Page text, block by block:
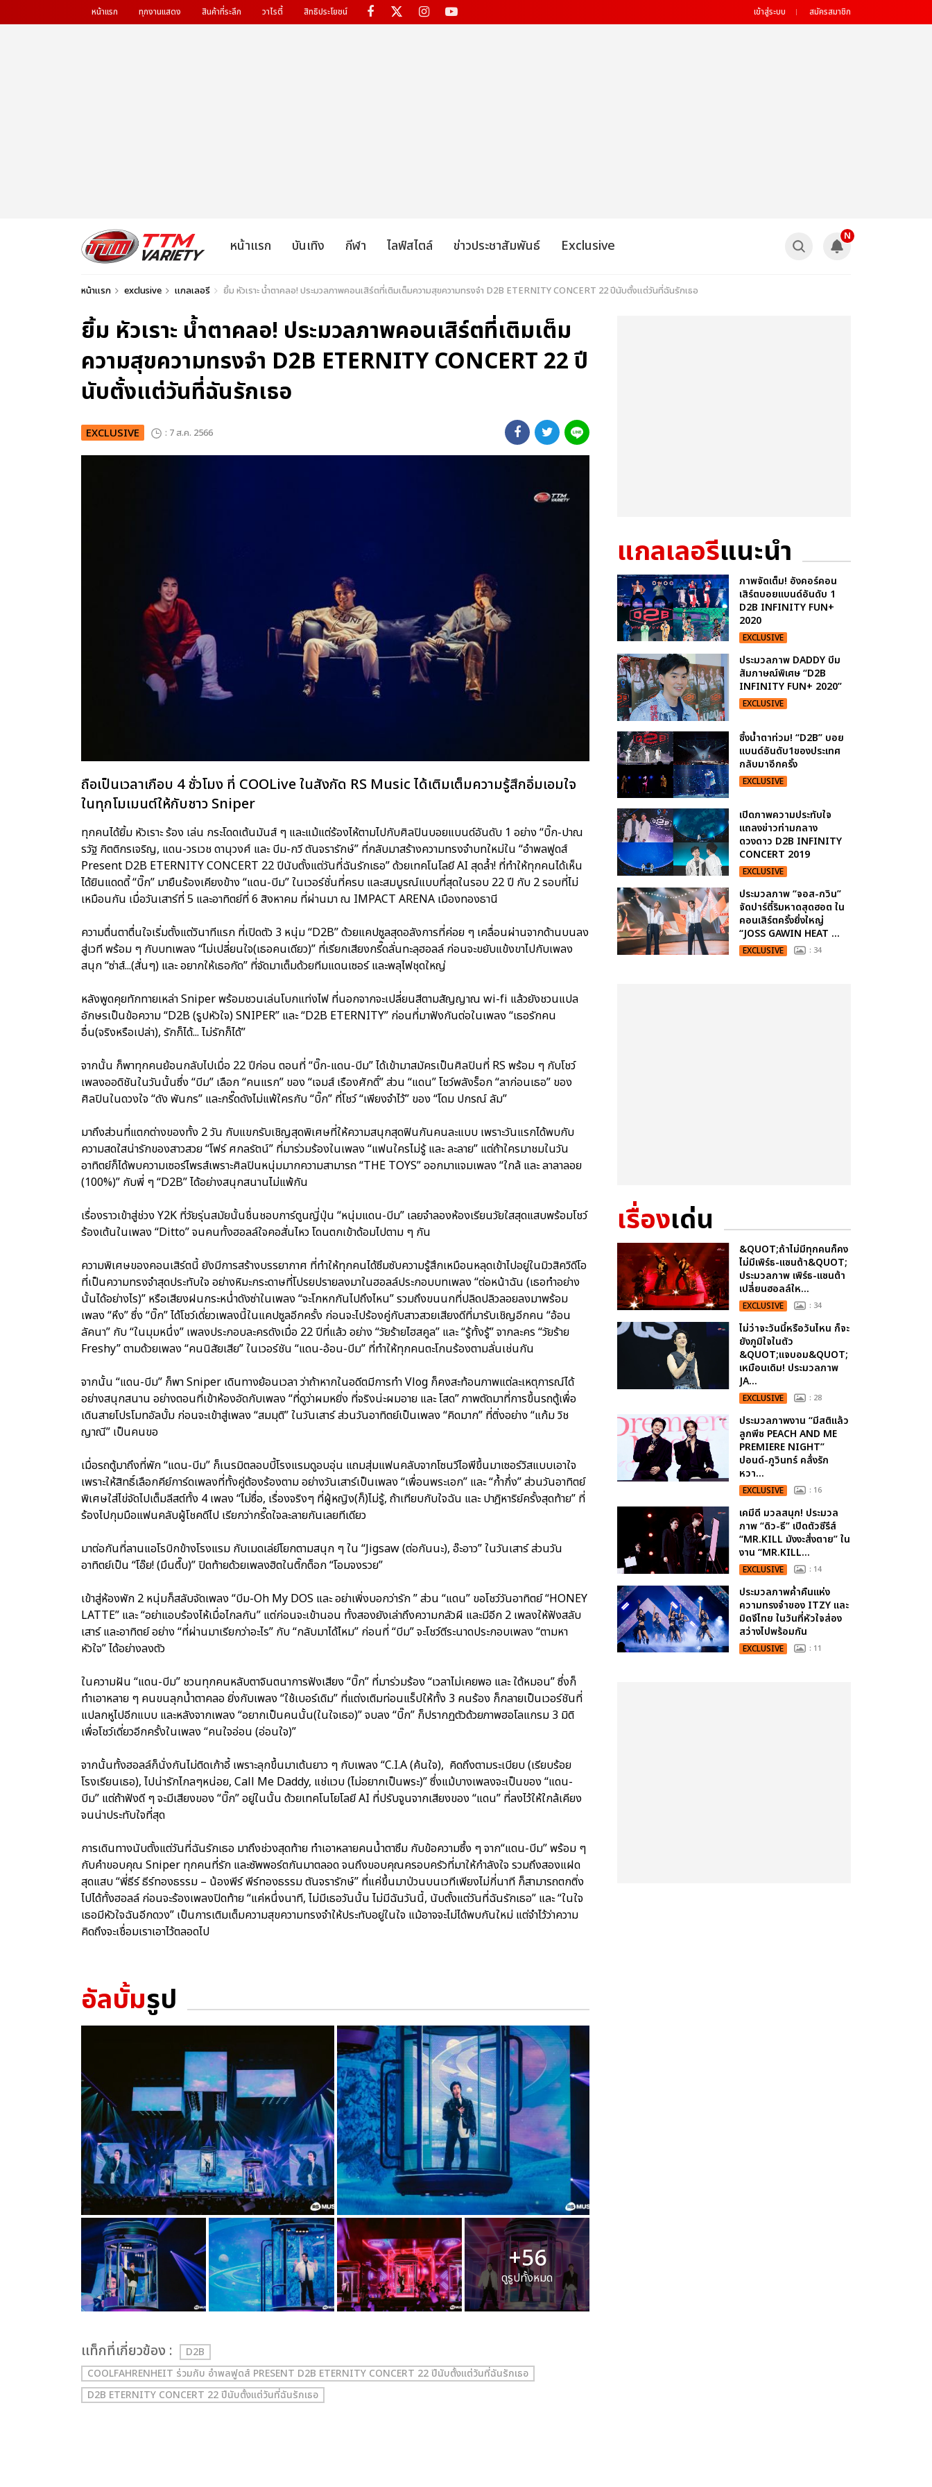
หน้าแรก ทุกงานแสดง สินค้าที่ระลึก วาไรตี้ สิทธิประโยชน์ เข้าสู่ระบบ สมัครสมาชิก
หน้าแรก บันเทิง กีฬา ไลฟ์สไตล์ ข่าวประชาสัมพันธ์ Exclusive
N
หน้าแรก exclusive แกลเลอรี ยิ้ม หัวเราะ น้ำตาคลอ! ประมวลภาพคอนเสิร์ตที่เติมเต็มความสุขความทรงจำ D2B ETERNITY CONCERT 22 ปีนับตั้งแต่วันที่ฉันรักเธอ
ยิ้ม หัวเราะ น้ำตาคลอ! ประมวลภาพคอนเสิร์ตที่เติมเต็ม
ความสุขความทรงจำ D2B ETERNITY CONCERT 22 ปี
นับตั้งแต่วันที่ฉันรักเธอ
EXCLUSIVE : 7 ส.ค. 2566
ถือเป็นเวลาเกือบ 4 ชั่วโมง ที่ COOLive ในสังกัด RS Music ได้เติมเต็มความรู้สึกอิ่มเอมใจ
ในทุกโมเมนต์ให้กับชาว Sniper
ทุกคนได้ยิ้ม หัวเราะ ร้อง เล่น กระโดดเต้นมันส์ ๆ และแม้แต่ร้องไห้ตามไปกับศิลปินบอยแบนด์อันดับ 1 อย่าง “บิ๊ก-ปาณ
รวัฐ กิตติกรเจริญ, แดน-วรเวช ดานุวงศ์ และ บีม-กวี ตันจรารักษ์” ที่กลับมาสร้างความทรงจำบทใหม่ใน “อำพลฟูดส์
Present D2B ETERNITY CONCERT 22 ปีนับตั้งแต่วันที่ฉันรักเธอ” ด้วยเทคโนโลยี AI สุดล้ำ! ที่ทำให้ทุกคนได้เห็น
ได้ยินแดดดี้ “บิ๊ก” มายืนร้องเคียงข้าง “แดน-บีม” ในเวอร์ชั่นที่ครบ และสมบูรณ์แบบที่สุดในรอบ 22 ปี กับ 2 รอบที่ไม่
เหมือนกัน เมื่อวันเสาร์ที่ 5 และอาทิตย์ที่ 6 สิงหาคม ที่ผ่านมา ณ IMPACT ARENA เมืองทองธานี
ความตื่นตาตื่นใจเริ่มตั้งแต่วินาทีแรก ที่เปิดตัว 3 หนุ่ม “D2B” ด้วยแคปซูลสุดอลังการที่ค่อย ๆ เคลื่อนผ่านจากด้านบนลง
สู่เวที พร้อม ๆ กับบทเพลง “ไม่เปลี่ยนใจ(เธอคนเดียว)” ที่เรียกเสียงกรี๊ดลั่นทะลุฮอลล์ ก่อนจะขยับแข้งขาไปกับเพลง
สนุก “ซ่าส์...(สั่นๆ) และ อยากให้เธอกัด” ที่จัดมาเต็มด้วยทีมแดนเซอร์ และพลุไฟชุดใหญ่
หลังพูดคุยทักทายเหล่า Sniper พร้อมชวนเล่นโบกแท่งไฟ ที่นอกจากจะเปลี่ยนสีตามสัญญาณ wi-fi แล้วยังชวนแปล
อักษรเป็นข้อความ “D2B (รูปหัวใจ) SNIPER” และ “D2B ETERNITY” ก่อนที่มาฟังกันต่อในเพลง “เธอรักคน
อื่น(จริงหรือเปล่า), รักก็ได้... ไม่รักก็ได้”
จากนั้น ก็พาทุกคนย้อนกลับไปเมื่อ 22 ปีก่อน ตอนที่ “บิ๊ก-แดน-บีม” ได้เข้ามาสมัครเป็นศิลปินที่ RS พร้อม ๆ กับโชว์
เพลงออดิชันในวันนั้นซึ่ง “บีม” เลือก “คนแรก” ของ “เจมส์ เรืองศักดิ์” ส่วน “แดน” โชว์พลังร็อก “ลาก่อนเธอ” ของ
ศิลปินในดวงใจ “ดัง พันกร” และกรี๊ดดังไม่แพ้ใครกับ “บิ๊ก” ที่โชว์ “เพียงจำไว้” ของ “โดม ปกรณ์ ลัม”
มาถึงส่วนที่แตกต่างของทั้ง 2 วัน กับแขกรับเชิญสุดพิเศษที่ให้ความสนุกสุดฟินกันคนละแบบ เพราะวันแรกได้พบกับ
ความสดใสน่ารักของสาวสวย “โฟร์ ศกลรัตน์” ที่มาร่วมร้องในเพลง “แฟนใครไม่รู้ และ ละลาย” แต่ถ้าใครมาชมในวัน
อาทิตย์ก็ได้พบความเซอร์ไพรส์เพราะศิลปินหนุ่มมากความสามารถ “THE TOYS” ออกมาแจมเพลง “ใกล้ และ ลาลาลอย
(100%)” กับพี่ ๆ “D2B” ได้อย่างสนุกสนานไม่แพ้กัน
เรื่องราวเข้าสู่ช่วง Y2K ที่วัยรุ่นสมัยนั้นชื่นชอบการ์ตูนญี่ปุ่น “หนุ่มแดน-บีม” เลยจำลองห้องเรียนวัยใสสุดแสบพร้อมโชว์
ร้องเต้นในเพลง “Ditto” จนคนทั้งฮอลล์ใจคอสั่นไหว โดนตกเข้าด้อมไปตาม ๆ กัน
ความพิเศษของคอนเสิร์ตนี้ ยังมีการสร้างบรรยากาศ ที่ทำให้ทุกคนได้ซึมซับความรู้สึกเหมือนหลุดเข้าไปอยู่ในมิวสิควิดีโอ
ที่เป็นความทรงจำสุดประทับใจ อย่างหิมะกระดาษที่โปรยปรายลงมาในฮอลล์ประกอบบทเพลง “ต่อหน้าฉัน (เธอทำอย่าง
นั้นได้อย่างไร)” หรือเสียงฝนกระหน่ำดังซ่าในเพลง “จะโกหกกันไปถึงไหน” รวมถึงขนนกที่ปลิดปลิวลอยลงมาพร้อม
เพลง “หึง” ซึ่ง “บิ๊ก” ได้โชว์เดี่ยวเพลงนี้ในแคปซูลอีกครั้ง ก่อนจะไปร้องคู่กับสาวสวยเสียงดีที่มารับเชิญอีกคน “อ้อน
ลัคนา” กับ “ในมุมหนึ่ง” เพลงประกอบละครดังเมื่อ 22 ปีที่แล้ว อย่าง “วัยร้ายไฮสคูล” และ “รู้ทั้งรู้” จากละคร “วัยร้าย
Freshy” ตามด้วยเพลง “คนนิสัยเสีย” ในเวอร์ชัน “แดน-อ้อน-บีม” ที่ทำให้ทุกคนตะโกนร้องตามลั่นเช่นกัน
จากนั้น “แดน-บีม” ก็พา Sniper เดินทางย้อนเวลา ว่าถ้าหากในอดีตมีการทำ Vlog ก็คงสะท้อนภาพแต่ละเหตุการณ์ได้
อย่างสนุกสนาน อย่างตอนที่เข้าห้องอัดกับเพลง “ที่ดูว่าผมหยิ่ง ที่จริงน่ะผมอาย และ โสด” ภาพตัดมาที่การขึ้นรถตู้เพื่อ
เดินสายโปรโมทอัลบั้ม ก่อนจะเข้าสู่เพลง “สมมุติ” ในวันเสาร์ ส่วนวันอาทิตย์เป็นเพลง “คิดมาก” ที่ติ่งอย่าง “แก้ม วิช
ญาณี” เป็นคนขอ
เมื่อรถตู้มาถึงที่พัก “แดน-บีม” ก็เนรมิตลอบบี้โรงแรมดูอบอุ่น แถมสุ่มแฟนคลับจากโซนวีไอพีขึ้นมาเซอร์วิสแบบเอาใจ
เพราะให้สิทธิ์เลือกคีย์การ์ดเพลงที่ทั้งคู่ต้องร้องตาม อย่างวันเสาร์เป็นเพลง “เพื่อนพระเอก” และ “ก้ำกึ่ง” ส่วนวันอาทิตย์
พิเศษใส่ไข่จัดไปเต็มลีสต์ทั้ง 4 เพลง “ไม่ซื่อ, เรื่องจริงๆ ที่ผู้หญิง(ก็)ไม่รู้, ถ้าเทียบกับใจฉัน และ ปาฎิหาริย์ครั้งสุดท้าย” ที่
ร้องไปกุมมือแฟนคลับผู้โชคดีไป เรียกว่ากรี๊ดใจละลายกันเลยทีเดียว
มาต่อกันที่ลานแอโรบิกข้างโรงแรม กับเมดเล่ย์โยกตามสนุก ๆ ใน “Jigsaw (ต่อกันนะ), อ๊ะอาว” ในวันเสาร์ ส่วนวัน
อาทิตย์เป็น “โอ๊ย! (มึนตึ๊บ)” ปิดท้ายด้วยเพลงฮิตในติ๊กต็อก “โอมจงรวย”
เข้าสู่ห้องพัก 2 หนุ่มก็สลับจัดเพลง “บีม-Oh My DOS และ อย่าเพิ่งบอกว่ารัก ” ส่วน “แดน” ขอโชว์วันอาทิตย์ “HONEY
LATTE” และ “อย่าแอบร้องไห้เมื่อไกลกัน” แต่ก่อนจะเข้านอน ทั้งสองยังเล่าถึงความกลัวผี และมีอีก 2 เพลงให้ฟังสลับ
เสาร์ และอาทิตย์ อย่าง “ที่ผ่านมาเรียกว่าอะไร” กับ “กลับมาได้ไหม” ก่อนที่ “บีม” จะโชว์ตีระนาดประกอบเพลง “ตามหา
หัวใจ” ได้อย่างลงตัว
ในความฝัน “แดน-บีม” ชวนทุกคนหลับตาจินตนาการฟังเสียง “บิ๊ก” ที่มาร่วมร้อง “เวลาไม่เคยพอ และ ใต้หมอน” ซึ่งก็
ทำเอาหลาย ๆ คนขนลุกน้ำตาคลอ ยิ่งกับเพลง “ใช้เบอร์เดิม” ที่แต่งเติมท่อนแร็ปให้ทั้ง 3 คนร้อง ก็กลายเป็นเวอร์ชันที่
แปลกหูไปอีกแบบ และหลังจากเพลง “อยากเป็นคนนั้น(ในใจเธอ)” จบลง “บิ๊ก” ก็ปรากฏตัวด้วยภาพฮอโลแกรม 3 มิติ
เพื่อโชว์เดี่ยวอีกครั้งในเพลง “คนใจอ่อน (อ่อนใจ)”
จากนั้นทั้งฮอลล์ก็นั่งกันไม่ติดเก้าอี้ เพราะลุกขึ้นมาเต้นยาว ๆ กับเพลง “C.I.A (ค้นใจ), คิดถึงตามระเบียบ (เรียบร้อย
โรงเรียนเธอ), ไปน่ารักไกลๆหน่อย, Call Me Daddy, แช่แวบ (ไม่อยากเป็นพระ)” ซึ่งแม้บางเพลงจะเป็นของ “แดน-
บีม” แต่ถ้าฟังดี ๆ จะมีเสียงของ “บิ๊ก” อยู่ในนั้น ด้วยเทคโนโยโลยี AI ที่ปรับจูนจากเสียงของ “แดน” ที่ลงไว้ให้ใกล้เคียง
จนน่าประทับใจที่สุด
การเดินทางนับตั้งแต่วันที่ฉันรักเธอ มาถึงช่วงสุดท้าย ทำเอาหลายคนน้ำตาซึม กับข้อความซึ้ง ๆ จาก“แดน-บีม” พร้อม ๆ
กับคำขอบคุณ Sniper ทุกคนที่รัก และซัพพอร์ตกันมาตลอด จนถึงขอบคุณครอบครัวที่มาให้กำลังใจ รวมถึงสองแฝด
สุดแสบ “พี่ธีร์ ธีร์ทองธรรม – น้องพีร์ พีร์ทองธรรม ตันจรารักษ์” ที่แค่ขึ้นมาป่วนบนเวทีเพียงไม่กี่นาที ก็สามารถตกติ่ง
ไปได้ทั้งฮอลล์ ก่อนจะร้องเพลงปิดท้าย “แค่หนึ่งนาที, ไม่มีเธอวันนั้น ไม่มีฉันวันนี้, นับตั้งแต่วันที่ฉันรักเธอ” และ “ในใจ
เธอมีหัวใจฉันอีกดวง” เป็นการเติมเต็มความสุขความทรงจำให้ประทับอยู่ในใจ แม้อาจจะไม่ได้พบกันใหม่ แต่จำไว้ว่าความ
คิดถึงจะเชื่อมเราเอาไว้ตลอดไป
อัลบั้มรูป
+56
ดูรูปทั้งหมด
เเท็กที่เกี่ยวข้อง :
D2B
COOLFAHRENHEIT ร่วมกับ อำพลฟูดส์ PRESENT D2B ETERNITY CONCERT 22 ปีนับตั้งแต่วันที่ฉันรักเธอ
D2B ETERNITY CONCERT 22 ปีนับตั้งแต่วันที่ฉันรักเธอ
แกลเลอรีแนะนำ
ภาพจัดเต็ม! อังคอร์คอน
เสิร์ตบอยแบนด์อันดับ 1
D2B INFINITY FUN+
2020
EXCLUSIVE
ประมวลภาพ DADDY บีม
สัมภาษณ์พิเศษ “D2B
INFINITY FUN+ 2020”
EXCLUSIVE
ซึ้งน้ำตาท่วม! “D2B” บอย
แบนด์อันดับ1ของประเทศ
กลับมาอีกครั้ง
EXCLUSIVE
เปิดภาพความประทับใจ
แถลงข่าวท่ามกลาง
ดวงดาว D2B INFINITY
CONCERT 2019
EXCLUSIVE
ประมวลภาพ “จอส-กวิน”
จัดปาร์ตี้ริมหาดสุดฮอต ใน
คอนเสิร์ตครั้งยิ่งใหญ่
“JOSS GAWIN HEAT ...
EXCLUSIVE : 34
เรื่องเด่น
&QUOT;ถ้าไม่มีทุกคนก็คง
ไม่มีเพิร์ธ-แซนต้า&QUOT;
ประมวลภาพ เพิร์ธ-แซนต้า
เปลี่ยนฮอลล์ให...
EXCLUSIVE : 34
ไม่ว่าจะวันนี้หรือวันไหน ก็จะ
ยังภูมิใจในตัว
&QUOT;แจบอม&QUOT;
เหมือนเดิม! ประมวลภาพ
JA...
EXCLUSIVE : 28
ประมวลภาพงาน “มีสติแล้ว
ลูกพีช PEACH AND ME
PREMIERE NIGHT”
ปอนด์-ภูวินทร์ คลั่งรัก
หวา...
EXCLUSIVE : 16
เคมีดี มวลสนุก! ประมวล
ภาพ “ดิว-ธี” เปิดตัวซีรีส์
“MR.KILL มังงะสั่งตาย” ใน
งาน “MR.KILL...
EXCLUSIVE : 14
ประมวลภาพค่ำคืนแห่ง
ความทรงจำของ ITZY และ
มิดจีไทย ในวันที่หัวใจส่อง
สว่างไปพร้อมกัน
EXCLUSIVE : 11